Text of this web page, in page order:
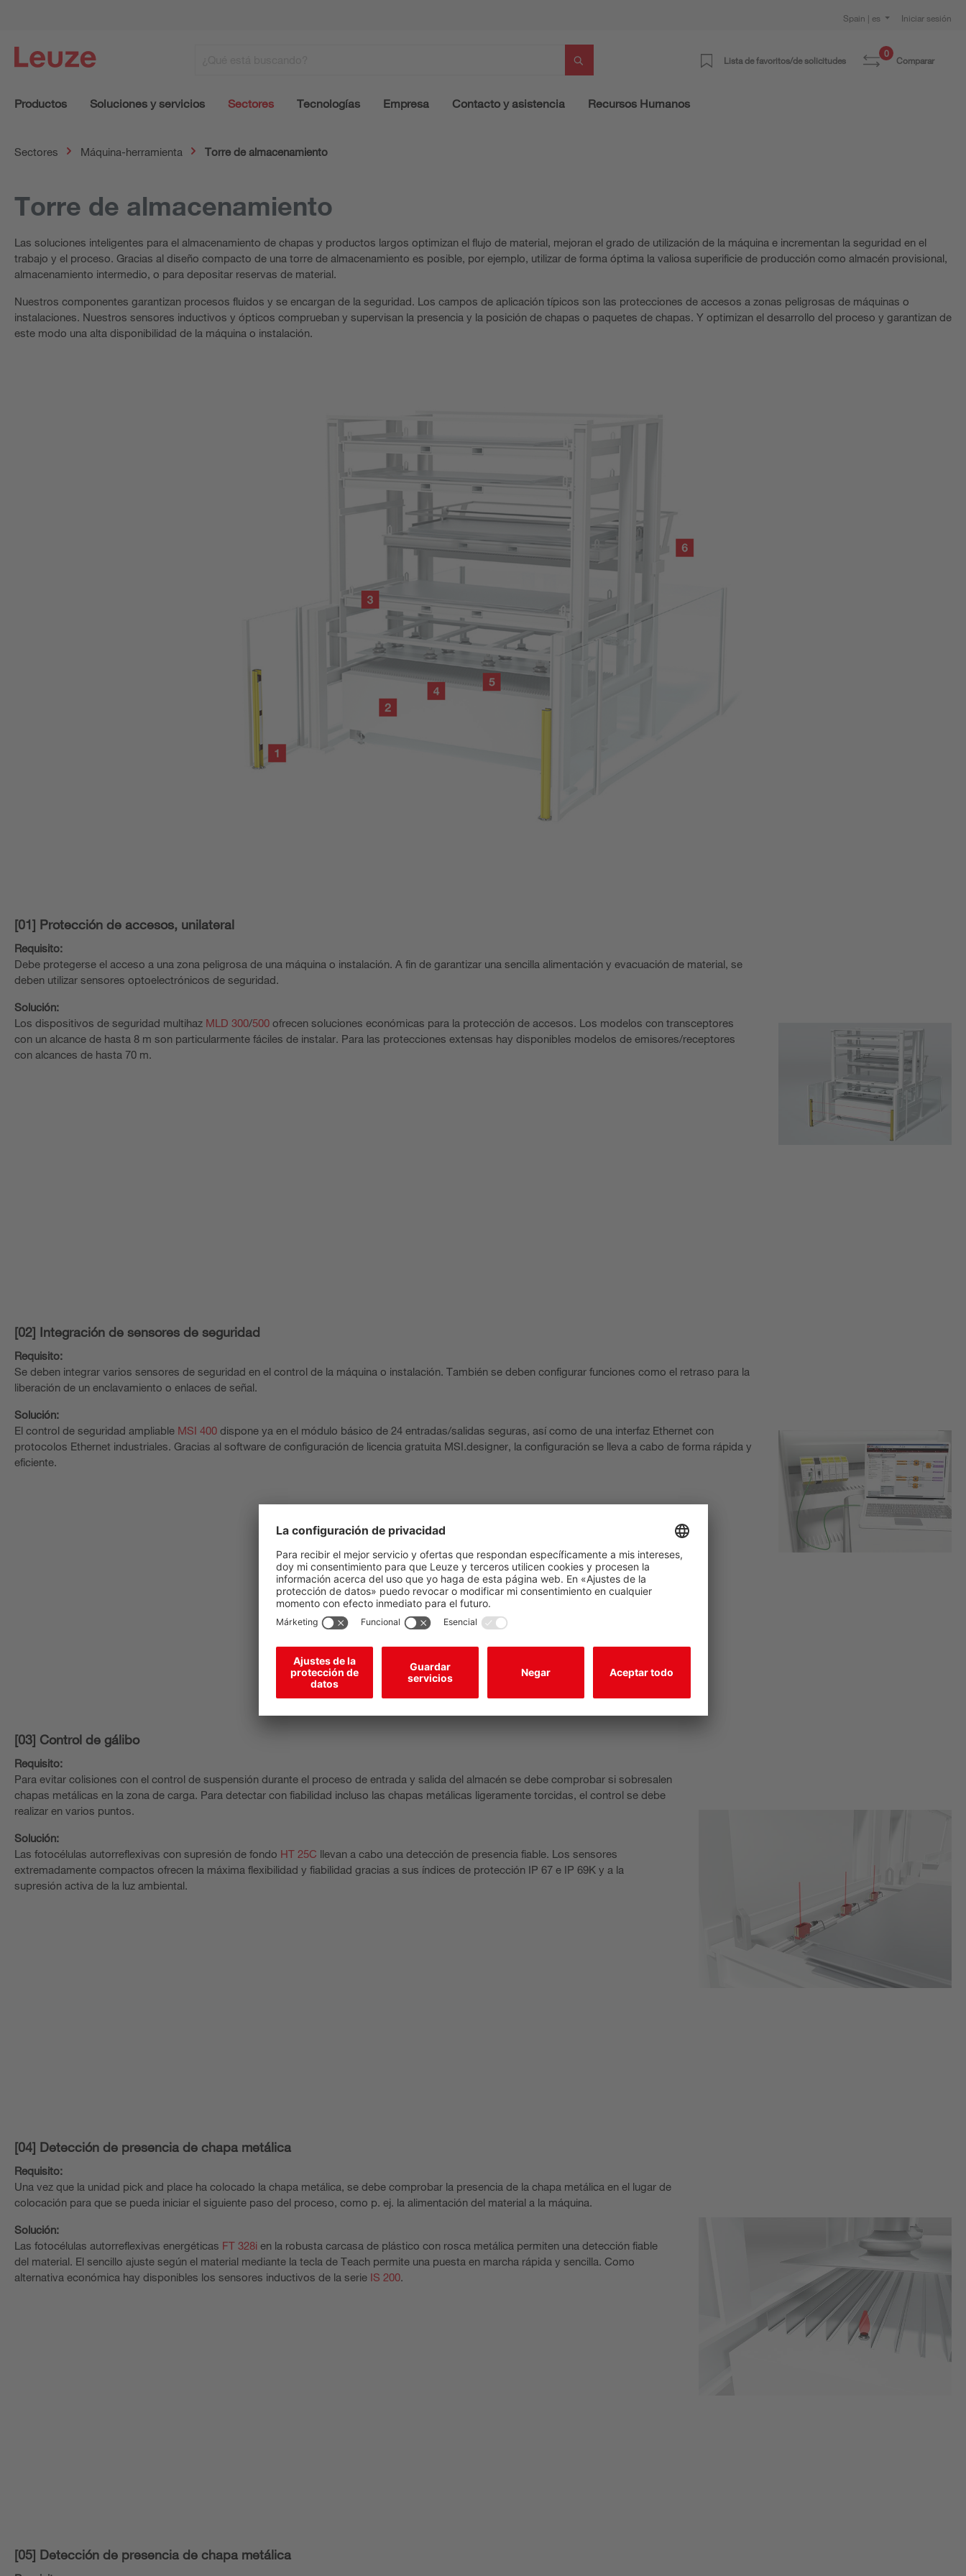
Spain | es Iniciar sesión
Lista de favoritos/de solicitudes
0
Comparar
Productos Soluciones y servicios Sectores Tecnologías Empresa Contacto y asistencia Recursos Humanos
Sectores Máquina-herramienta Torre de almacenamiento
Torre de almacenamiento
Las soluciones inteligentes para el almacenamiento de chapas y productos largos optimizan el flujo de material, mejoran el grado de utilización de la máquina e incrementan la seguridad en el
trabajo y el proceso. Gracias al diseño compacto de una torre de almacenamiento es posible, por ejemplo, utilizar de forma óptima la valiosa superificie de producción como almacén provisional,
almacenamiento intermedio, o para depositar reservas de material.
Nuestros componentes garantizan procesos fluidos y se encargan de la seguridad. Los campos de aplicación típicos son las protecciones de accesos a zonas peligrosas de máquinas o
instalaciones. Nuestros sensores inductivos y ópticos comprueban y supervisan la presencia y la posición de chapas o paquetes de chapas. Y optimizan el desarrollo del proceso y garantizan de
este modo una alta disponibilidad de la máquina o instalación.
[01] Protección de accesos, unilateral
Requisito:
Debe protegerse el acceso a una zona peligrosa de una máquina o instalación. A fin de garantizar una sencilla alimentación y evacuación de material, se
deben utilizar sensores optoelectrónicos de seguridad.
Solución:
Los dispositivos de seguridad multihaz MLD 300/500 ofrecen soluciones económicas para la protección de accesos. Los modelos con transceptores
con un alcance de hasta 8 m son particularmente fáciles de instalar. Para las protecciones extensas hay disponibles modelos de emisores/receptores
con alcances de hasta 70 m.
[02] Integración de sensores de seguridad
Requisito:
Se deben integrar varios sensores de seguridad en el control de la máquina o instalación. También se deben configurar funciones como el retraso para la
liberación de un enclavamiento o enlaces de señal.
Solución:
El control de seguridad ampliable MSI 400 dispone ya en el módulo básico de 24 entradas/salidas seguras, así como de una interfaz Ethernet con
protocolos Ethernet industriales. Gracias al software de configuración de licencia gratuita MSI.designer, la configuración se lleva a cabo de forma rápida y
eficiente.
[03] Control de gálibo
Requisito:
Para evitar colisiones con el control de suspensión durante el proceso de entrada y salida del almacén se debe comprobar si sobresalen
chapas metálicas en la zona de carga. Para detectar con fiabilidad incluso las chapas metálicas ligeramente torcidas, el control se debe
realizar en varios puntos.
Solución:
Las fotocélulas autorreflexivas con supresión de fondo HT 25C llevan a cabo una detección de presencia fiable. Los sensores
extremadamente compactos ofrecen la máxima flexibilidad y fiabilidad gracias a sus índices de protección IP 67 e IP 69K y a la
supresión activa de la luz ambiental.
[04] Detección de presencia de chapa metálica
Requisito:
Una vez que la unidad pick and place ha colocado la chapa metálica, se debe comprobar la presencia de la chapa metálica en el lugar de
colocación para que se pueda iniciar el siguiente paso del proceso, como p. ej. la alimentación del material a la máquina.
Solución:
Las fotocélulas autorreflexivas energéticas FT 328i en la robusta carcasa de plástico con rosca metálica permiten una detección fiable
del material. El sencillo ajuste según el material mediante la tecla de Teach permite una puesta en marcha rápida y sencilla. Como
alternativa económica hay disponibles los sensores inductivos de la serie IS 200.
[05] Detección de presencia de chapa metálica